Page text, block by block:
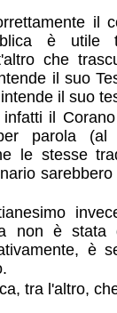
il
è utile
che
il suo
il suo
infatti il
parola (al
le stesse
non è stata
è
tra l'altro,